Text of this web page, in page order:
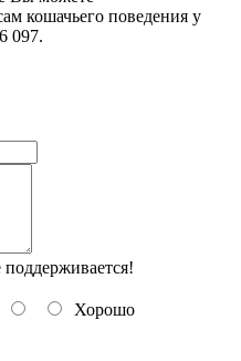
кошачьего поведения у
097.
Хорошо